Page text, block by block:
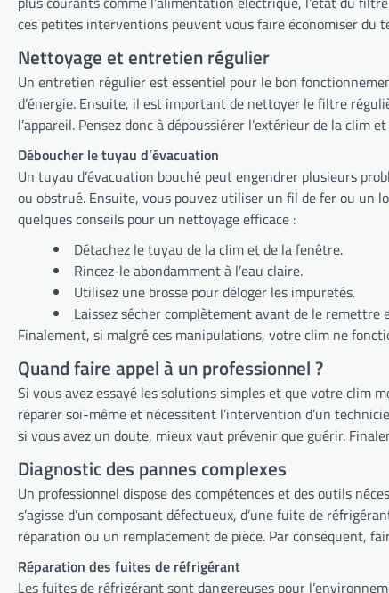
ces petites interventions peuvent vous faire économiser du
Nettoyage et entretien régulier
Un entretien régulier est essentiel pour le bon
l’appareil. Pensez donc à dépoussiérer l’extérieur de la clim
Déboucher le tuyau d’évacuation
Un tuyau d’évacuation bouché peut engendrer plusieurs problèmes, comme
ou obstrué. Ensuite, vous pouvez utiliser un fil de fer ou un long bâtonnet pour déboucher le tuyau. Par ailleurs, pensez à vérifier régulièrement l’état du tuyau et à le nettoyer si besoin. Voici
quelques conseils pour un nettoyage efficace :
Détachez le tuyau de la clim et de la fenêtre.
Rincez-le abondamment à l’eau claire.
Utilisez une brosse pour déloger les impuretés.
Laissez sécher complètement avant de le remettre
Finalement, si malgré ces manipulations, votre clim ne
Quand faire appel à un professionnel ?
Si vous avez essayé les solutions simples et que votre clim mobile ne fonctionne
réparer soi-même et nécessitent l’intervention d’un technicien qualifié. Par ailleurs, une mauvaise manipulation pourrait aggraver la situation et endommager
si vous avez un doute,
Diagnostic des pannes complexes
Un professionnel dispose des compétences et des outils
s’agisse d’un composant défectueux, d’une fuite de réfrigérant ou d’un problème électrique plus sérieux.
réparation ou un
Réparation des fuites de réfrigérant
Les fuites de réfrigérant sont dangereuses pour l’environnement et nécessitent